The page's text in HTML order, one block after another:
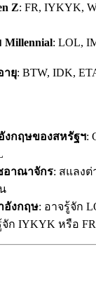
Z: FR, IYKYK,
Millennial: LOL,
ายุ: BTW, IDK,
กฤษของสหรัฐฯ:
อาณาจักร: สแลง
อังกฤษ: อาจรู้จัก
ก IYKYK หรือ FR